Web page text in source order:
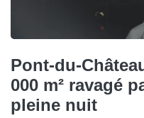
Pont-du-
000 m² ravagé
pleine nuit